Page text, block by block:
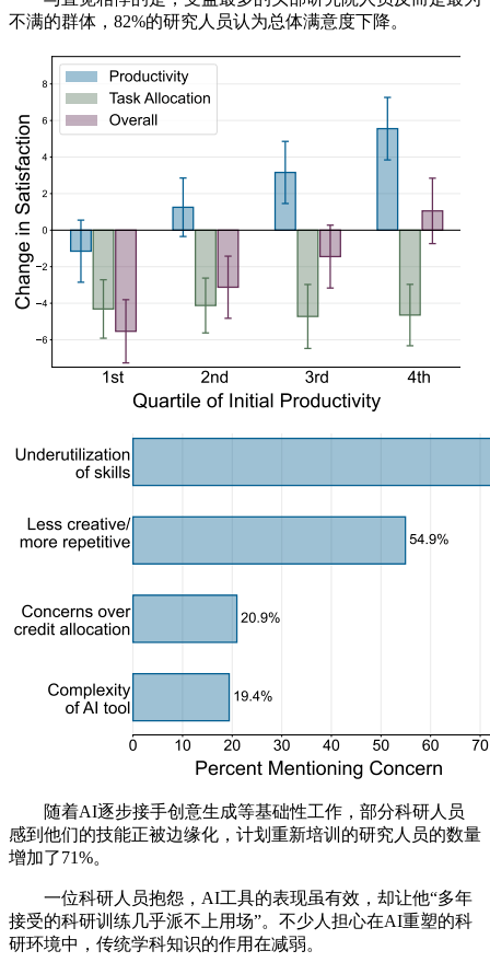
不满的群体，82%的研究人员认为总体满意度下降。
随着AI逐步接手创意生成等基础性工作，部分科研人员
感到他们的技能正被边缘化，计划重新培训的研究人员的数量
增加了71%。
一位科研人员抱怨，AI工具的表现虽有效，却让他“多年
接受的科研训练几乎派不上用场”。不少人担心在AI重塑的科
研环境中，传统学科知识的作用在减弱。